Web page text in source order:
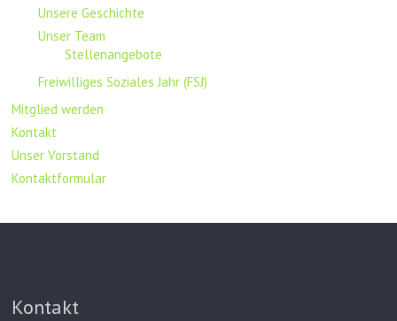
Unsere Geschichte
Unser Team
Stellenangebote
Freiwilliges Soziales Jahr (FSJ)
Mitglied werden
Kontakt
Unser Vorstand
Kontaktformular
Kontakt